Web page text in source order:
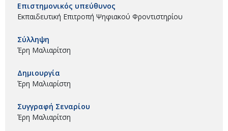
Επιστημονικός υπεύθυνος
Εκπαιδευτική Επιτροπή Ψηφιακού Φροντιστηρίου
Σύλληψη
Έρη Μαλιαρίτση
Δημιουργία
Έρη Μαλιαρίστη
Συγγραφή Σεναρίου
Έρη Μαλιαρίτση